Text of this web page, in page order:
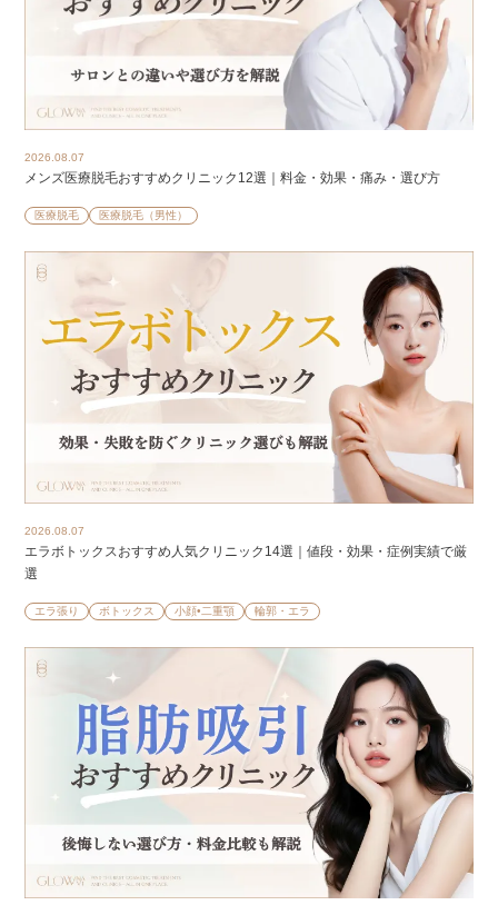
2026.08.07
メンズ医療脱毛おすすめクリニック12選｜料金・効果・痛み・選び方
医療脱毛 医療脱毛（男性）
2026.08.07
エラボトックスおすすめ人気クリニック14選｜値段・効果・症例実績で厳
選
エラ張り ボトックス 小顔•二重顎 輪郭・エラ